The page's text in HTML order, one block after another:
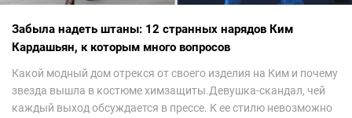
Забыла надеть штаны: 12 странных нарядов Ким
Кардашьян, к которым много вопросов
Какой модный дом отрекся от своего изделия на Ким и почему
звезда вышла в костюме химзащиты.Девушка-скандал, чей
каждый выход обсуждается в прессе. К ее стилю невозможно